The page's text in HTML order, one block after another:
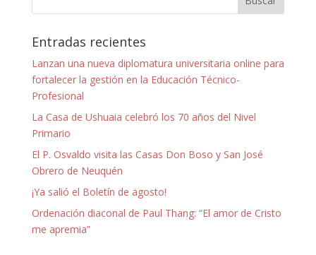
Entradas recientes
Lanzan una nueva diplomatura universitaria online para
fortalecer la gestión en la Educación Técnico-
Profesional
La Casa de Ushuaia celebró los 70 años del Nivel
Primario
El P. Osvaldo visita las Casas Don Boso y San José
Obrero de Neuquén
¡Ya salió el Boletín de agosto!
Ordenación diaconal de Paul Thang: “El amor de Cristo
me apremia”